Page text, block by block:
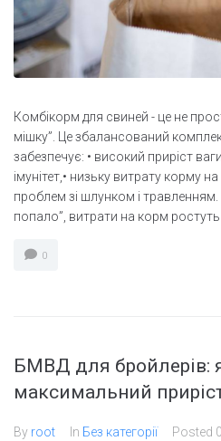
Комбікорм для свиней - це не
мішку”. Це збалансований
забезпечує: • високий приріст
імунітет,• низьку витрату корму
проблем зі шлунком і
попало”, витрати на корм ростуть
0
БМВД для бройлерів:
максимальний
By root In Без категорії Posted